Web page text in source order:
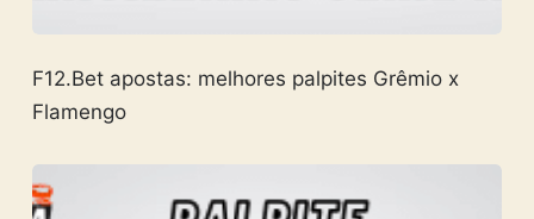
F12.Bet apostas: melhores palpites Grêmio x
Flamengo